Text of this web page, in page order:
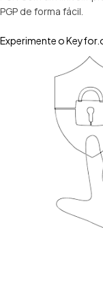
PGP de forma fácil.
Experimente o